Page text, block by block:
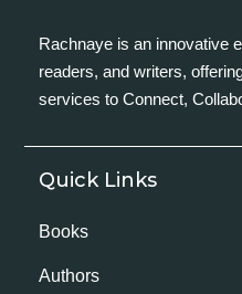
Rachnaye is an innovative
readers, and writers,
services to Connect,
Quick Links
Books
Authors